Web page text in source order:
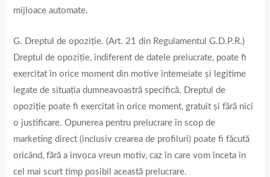
mijloace automate.
G. Dreptul de opoziție. (Art. 21 din Regulamentul G.D.P.R.)
Dreptul de opoziție, indiferent de datele prelucrate, poate fi
exercitat în orice moment din motive întemeiate și legitime
legate de situaţia dumneavoastră specifică. Dreptul de
opoziție poate fi exercitat în orice moment, gratuit şi fără nici
o justificare. Opunerea pentru prelucrare în scop de
marketing direct (inclusiv crearea de profiluri) poate fi făcută
oricând, fără a invoca vreun motiv, caz în care vom înceta în
cel mai scurt timp posibil această prelucrare.